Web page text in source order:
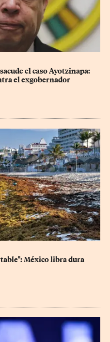
el caso Ayotzinapa:
el exgobernador
México libra dura